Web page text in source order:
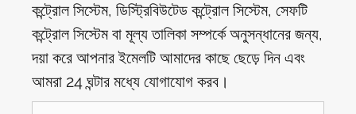
কন্ট্রোল সিস্টেম, ডিস্ট্রিবিউটেড কন্ট্রোল সিস্টেম, সেফটি
কন্ট্রোল সিস্টেম বা মূল্য তালিকা সম্পর্কে অনুসন্ধানের জন্য,
দয়া করে আপনার ইমেলটি আমাদের কাছে ছেড়ে দিন এবং
আমরা 24 ঘন্টার মধ্যে যোগাযোগ করব।